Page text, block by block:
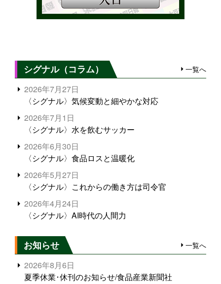
シグナル（コラム） 一覧へ
2026年7月27日
〈シグナル〉気候変動と細やかな対応
2026年7月1日
〈シグナル〉水を飲むサッカー
2026年6月30日
〈シグナル〉食品ロスと温暖化
2026年5月27日
〈シグナル〉これからの働き方は司令官
2026年4月24日
〈シグナル〉AI時代の人間力
お知らせ 一覧へ
2026年8月6日
夏季休業･休刊のお知らせ/食品産業新聞社